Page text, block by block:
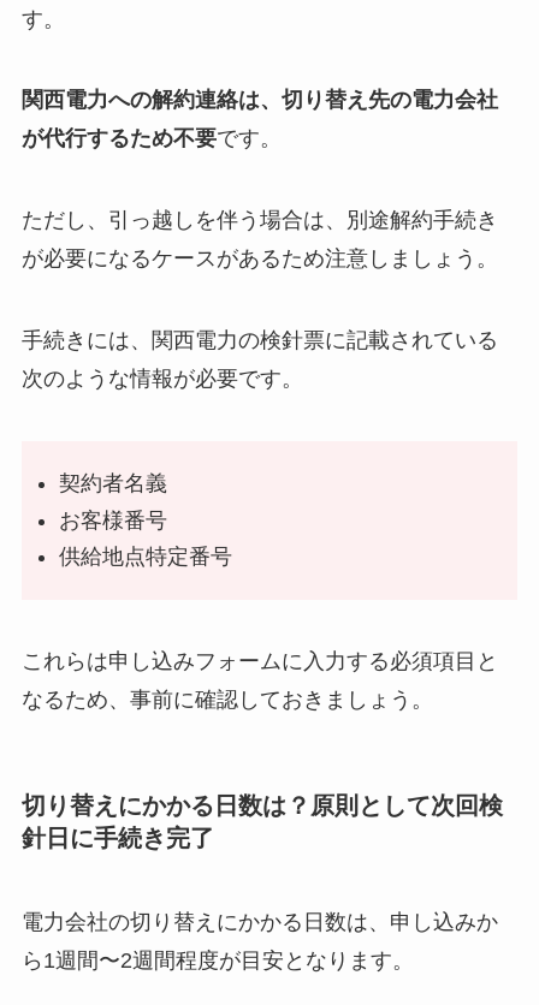
す。
関西電力への解約連絡は、切り替え先の電力会社
が代行するため不要です。
ただし、引っ越しを伴う場合は、別途解約手続き
が必要になるケースがあるため注意しましょう。
手続きには、関西電力の検針票に記載されている
次のような情報が必要です。
契約者名義
お客様番号
供給地点特定番号
これらは申し込みフォームに入力する必須項目と
なるため、事前に確認しておきましょう。
切り替えにかかる日数は？原則として次回検
針日に手続き完了
電力会社の切り替えにかかる日数は、申し込みか
ら1週間〜2週間程度が目安となります。